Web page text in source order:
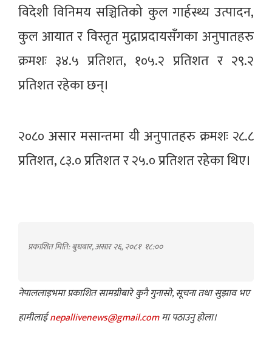
विदेशी विनिमय सञ्चितिको कुल गार्हस्थ्य उत्पादन,
कुल आयात र विस्तृत मुद्राप्रदायसँगका अनुपातहरु
क्रमशः ३४.५ प्रतिशत, १०५.२ प्रतिशत र २९.२
प्रतिशत रहेका छन्।
२०८० असार मसान्तमा यी अनुपातहरु क्रमशः २८.८
प्रतिशत, ८३.० प्रतिशत र २५.० प्रतिशत रहेका थिए।
प्रकाशित मिति: बुधबार, असार २६, २०८१ १८:००
नेपाललाइभमा प्रकाशित सामग्रीबारे कुनै गुनासो, सूचना तथा सुझाव भए
हामीलाईnepallivenews@gmail.comमा पठाउनु होला।